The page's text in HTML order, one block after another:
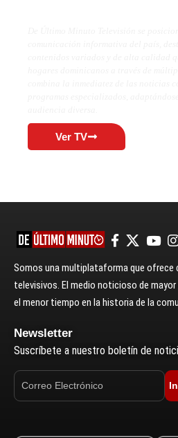
Ver TV
Somos una multiplataforma que
televisivos. El medio noticioso de
el menor tiempo en la historia de la
Newsletter
Suscríbete a nuestro boletín de